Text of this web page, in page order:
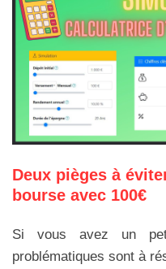
Deux pièges à
bourse avec 100€
Si vous avez un
problématiques sont à